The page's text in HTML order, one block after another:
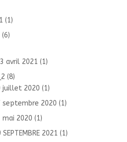
(1)
(6)
avril 2021 (1)
(8)
juillet 2020 (1)
septembre 2020 (1)
mai 2020 (1)
SEPTEMBRE 2021 (1)